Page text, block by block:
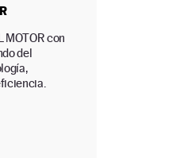
MOTOR con
del